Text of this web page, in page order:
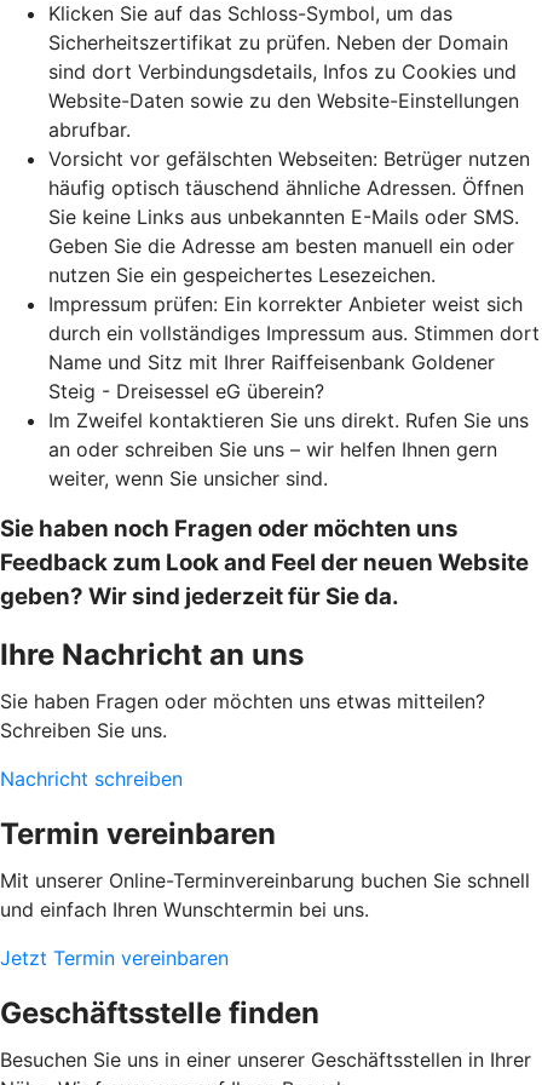
Klicken Sie auf das Schloss-Symbol, um das
Sicherheitszertifikat zu prüfen. Neben der Domain
sind dort Verbindungsdetails, Infos zu Cookies und
Website-Daten sowie zu den Website-Einstellungen
abrufbar.
Vorsicht vor gefälschten Webseiten: Betrüger nutzen
häufig optisch täuschend ähnliche Adressen. Öffnen
Sie keine Links aus unbekannten E-Mails oder SMS.
Geben Sie die Adresse am besten manuell ein oder
nutzen Sie ein gespeichertes Lesezeichen.
Impressum prüfen: Ein korrekter Anbieter weist sich
durch ein vollständiges Impressum aus. Stimmen dort
Name und Sitz mit Ihrer Raiffeisenbank Goldener
Steig - Dreisessel eG überein?
Im Zweifel kontaktieren Sie uns direkt. Rufen Sie uns
an oder schreiben Sie uns – wir helfen Ihnen gern
weiter, wenn Sie unsicher sind.
Sie haben noch Fragen oder möchten uns
Feedback zum Look and Feel der neuen Website
geben? Wir sind jederzeit für Sie da.
Ihre Nachricht an uns
Sie haben Fragen oder möchten uns etwas mitteilen?
Schreiben Sie uns.
Nachricht schreiben
Termin vereinbaren
Mit unserer Online-Terminvereinbarung buchen Sie schnell
und einfach Ihren Wunschtermin bei uns.
Jetzt Termin vereinbaren
Geschäftsstelle finden
Besuchen Sie uns in einer unserer Geschäftsstellen in Ihrer